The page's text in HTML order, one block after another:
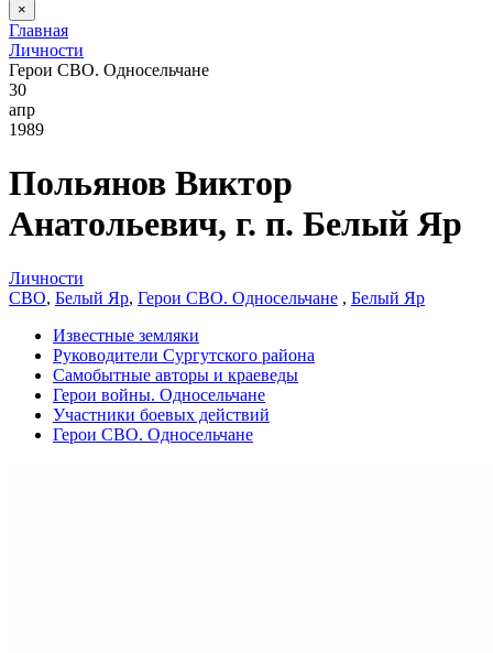
×
Главная
Личности
Герои СВО. Односельчане
30
апр
1989
Польянов Виктор
Анатольевич, г. п. Белый Яр
Личности
СВО, Белый Яр, Герои СВО. Односельчане , Белый Яр
Известные земляки
Руководители Сургутского района
Самобытные авторы и краеведы
Герои войны. Односельчане
Участники боевых действий
Герои СВО. Односельчане